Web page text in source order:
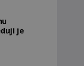
je